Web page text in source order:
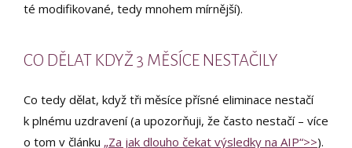
té modifikované, tedy mnohem mírnější).
CO DĚLAT KDYŽ 3 MĚSÍCE NESTAČILY
Co tedy dělat, když tři měsíce přísné eliminace nestačí
k plnému uzdravení (a upozorňuji, že často nestačí – více
o tom v článku „Za jak dlouho čekat výsledky na AIP“>>).